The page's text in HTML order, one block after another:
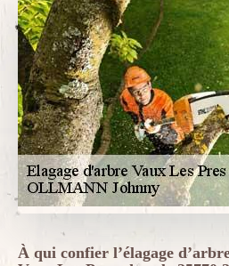
À qui confier l’élagage